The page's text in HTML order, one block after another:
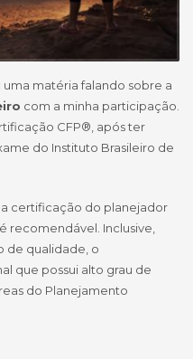
uma matéria falando sobre a
com a minha participação.
CFP®, após ter
do Instituto Brasileiro de
certificação do planejador
recomendável. Inclusive,
de qualidade, o
que possui alto grau de
do Planejamento